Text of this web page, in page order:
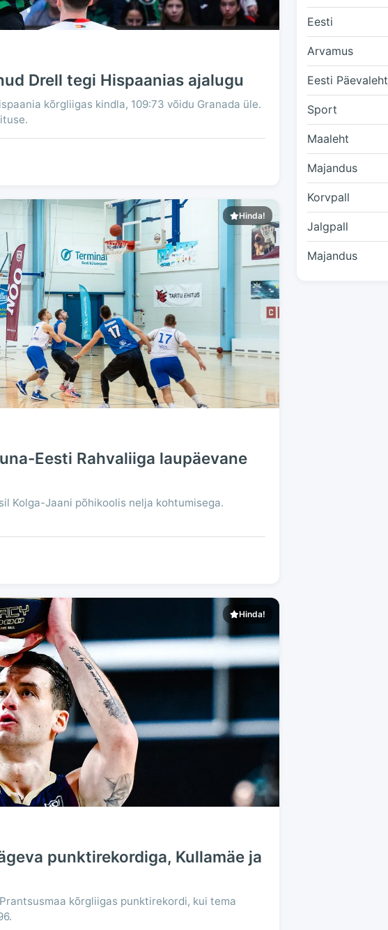
Drell tegi Hispaanias ajalugu
kõrgliigas kindla, 109:73 võidu Granada üle.
Hinda!
Eesti Rahvaliiga laupäevane
Kolga-Jaani põhikoolis nelja kohtumisega.
Hinda!
punktirekordiga, Kullamäe ja
kõrgliigas punktirekordi, kui tema
Eesti
Arvamus
Eesti Päevaleht
Sport
Maaleht
Majandus
Korvpall
Jalgpall
Majandus